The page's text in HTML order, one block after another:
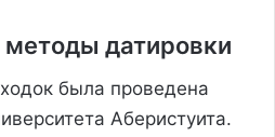
датировки
была проведена
Аберистуита.